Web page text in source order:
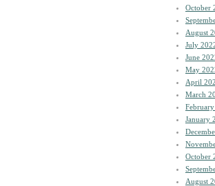
October
August
July
June
May
April
March
January
October
August